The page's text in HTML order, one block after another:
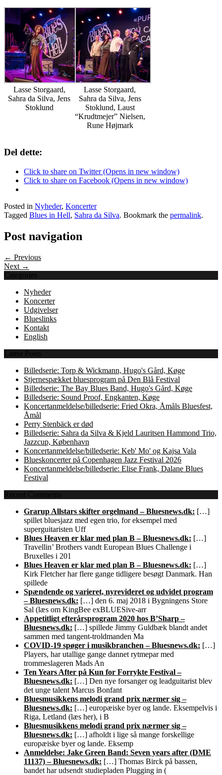
Lasse Storgaard,
Sahra da Silva, Jens
Stoklund
Lasse Storgaard,
Sahra da Silva, Jens
Stoklund, Laust
“Krudtmejer” Nielsen,
Rune Højmark
Del dette:
Click to share on Twitter (Opens in new window)
Click to share on Facebook (Opens in new window)
Posted in Nyheder, Koncerter
Tagged Blues in Hell, Sahra da Silva. Bookmark the permalink.
Post navigation
← Previous
Next →
Categories
Nyheder
Koncerter
Udgivelser
Blueslinks
Kontakt
English
Latest Posts
Billedserie: Torp & Wickmann, Hugo's Gård, Køge
Stjernespækket bluesprogram på Den Blå Festival
Billedserie: The Bay Blues Band, Hugo's Gård, Køge
Billedserie: Sound Proof, Engkanten, Køge
Koncertanmeldelse/billedserie: Fried Okra, Åmåls Bluesfest,
Åmål
Perry Stenbäck er død
Billedserie: Sahra da Silva & Kjeld Lauritsen Hammond Trio,
Jazzcup, København
Koncertanmeldelse/billedserie: Keb' Mo' og Kajsa Vala
Blueskoncerter på Copenhagen Jazz Festival 2026
Koncertanmeldelse/billedserie: Elise Frank, Dalane Blues
Festival
Recent Comments
Grarup Allstars skifter orgelmand – Bluesnews.dk: […]
spillet bluesjazz med egen trio, for eksempel med
superguitaristen Uff
Blues Heaven er klar med plan B – Bluesnews.dk: […]
Travellin’ Brothers vandt European Blues Challenge i
Bruxelles i 201
Blues Heaven er klar med plan B – Bluesnews.dk: […]
Kirk Fletcher har flere gange tidligere besøgt Danmark. Han
spillede
Spændende og varieret, nyrevideret og udvidet program
– Bluesnews.dk: […] den 6. maj 2018 i Bygningens Store
Sal (læs om KingBee exBLUESive-arr
Appetitligt efterårsprogram 2020 hos B’Sharp –
Bluesnews.dk: […] spillede Jimmy Guldbæk blandt andet
sammen med tangent-troldmanden Ma
COVID-19 spøger i musikbranchen – Bluesnews.dk: […]
Players, har utallige gange dannet rytmepar med
trommeslageren Mads An
Ten Years After på Kun for Forrykte Festival –
Bluesnews.dk: […] Den nye forsanger og leadguitarist blev
det unge talent Marcus Bonfant
Bluesmusikkens melodi grand prix nærmer sig –
Bluesnews.dk: […] europæiske byer og lande. Eksempelvis i
Riga, Letland (læs her), i B
Bluesmusikkens melodi grand prix nærmer sig –
Bluesnews.dk: […] afholdt i lige så mange forskellige
europæiske byer og lande. Eksemp
Anmeldelse: Jake Green Band: Seven years after (DME
11137) – Bluesnews.dk: […] Thomas Birck på bassen,
bandet har udsendt studiepladen Plugging in (